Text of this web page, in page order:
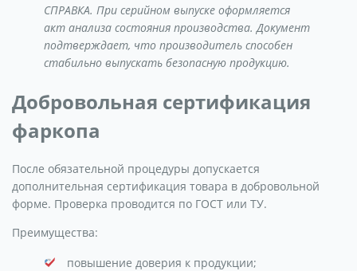
СПРАВКА. При серийном выпуске оформляется
акт анализа состояния производства. Документ
подтверждает, что производитель способен
стабильно выпускать безопасную продукцию.
Добровольная сертификация
фаркопа
После обязательной процедуры допускается
дополнительная сертификация товара в добровольной
форме. Проверка проводится по ГОСТ или ТУ.
Преимущества:
повышение доверия к продукции;